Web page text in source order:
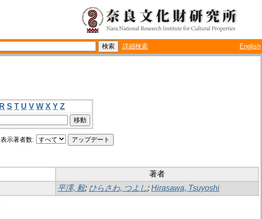
詳細検索 English
R S T U V W X Y Z
表示著者数:
著者
平澤, 毅; ひらさわ, つよし; Hirasawa, Tsuyoshi